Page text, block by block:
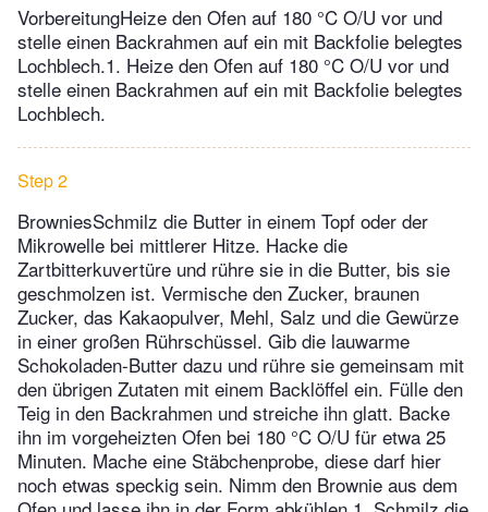
VorbereitungHeize den Ofen auf 180 °C O/U vor und
stelle einen Backrahmen auf ein mit Backfolie belegtes
Lochblech.1. Heize den Ofen auf 180 °C O/U vor und
stelle einen Backrahmen auf ein mit Backfolie belegtes
Lochblech.
Step 2
BrowniesSchmilz die Butter in einem Topf oder der
Mikrowelle bei mittlerer Hitze. Hacke die
Zartbitterkuvertüre und rühre sie in die Butter, bis sie
geschmolzen ist. Vermische den Zucker, braunen
Zucker, das Kakaopulver, Mehl, Salz und die Gewürze
in einer großen Rührschüssel. Gib die lauwarme
Schokoladen-Butter dazu und rühre sie gemeinsam mit
den übrigen Zutaten mit einem Backlöffel ein. Fülle den
Teig in den Backrahmen und streiche ihn glatt. Backe
ihn im vorgeheizten Ofen bei 180 °C O/U für etwa 25
Minuten. Mache eine Stäbchenprobe, diese darf hier
noch etwas speckig sein. Nimm den Brownie aus dem